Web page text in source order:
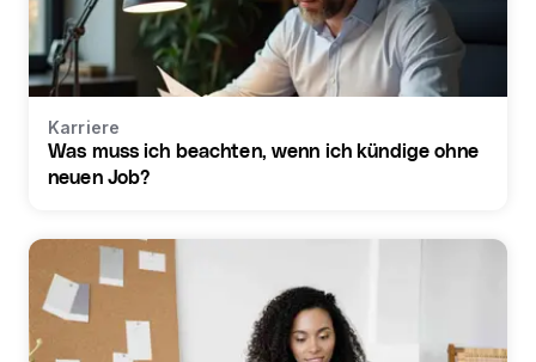
Karriere
Was muss ich beachten, wenn ich kündige ohne
neuen Job?